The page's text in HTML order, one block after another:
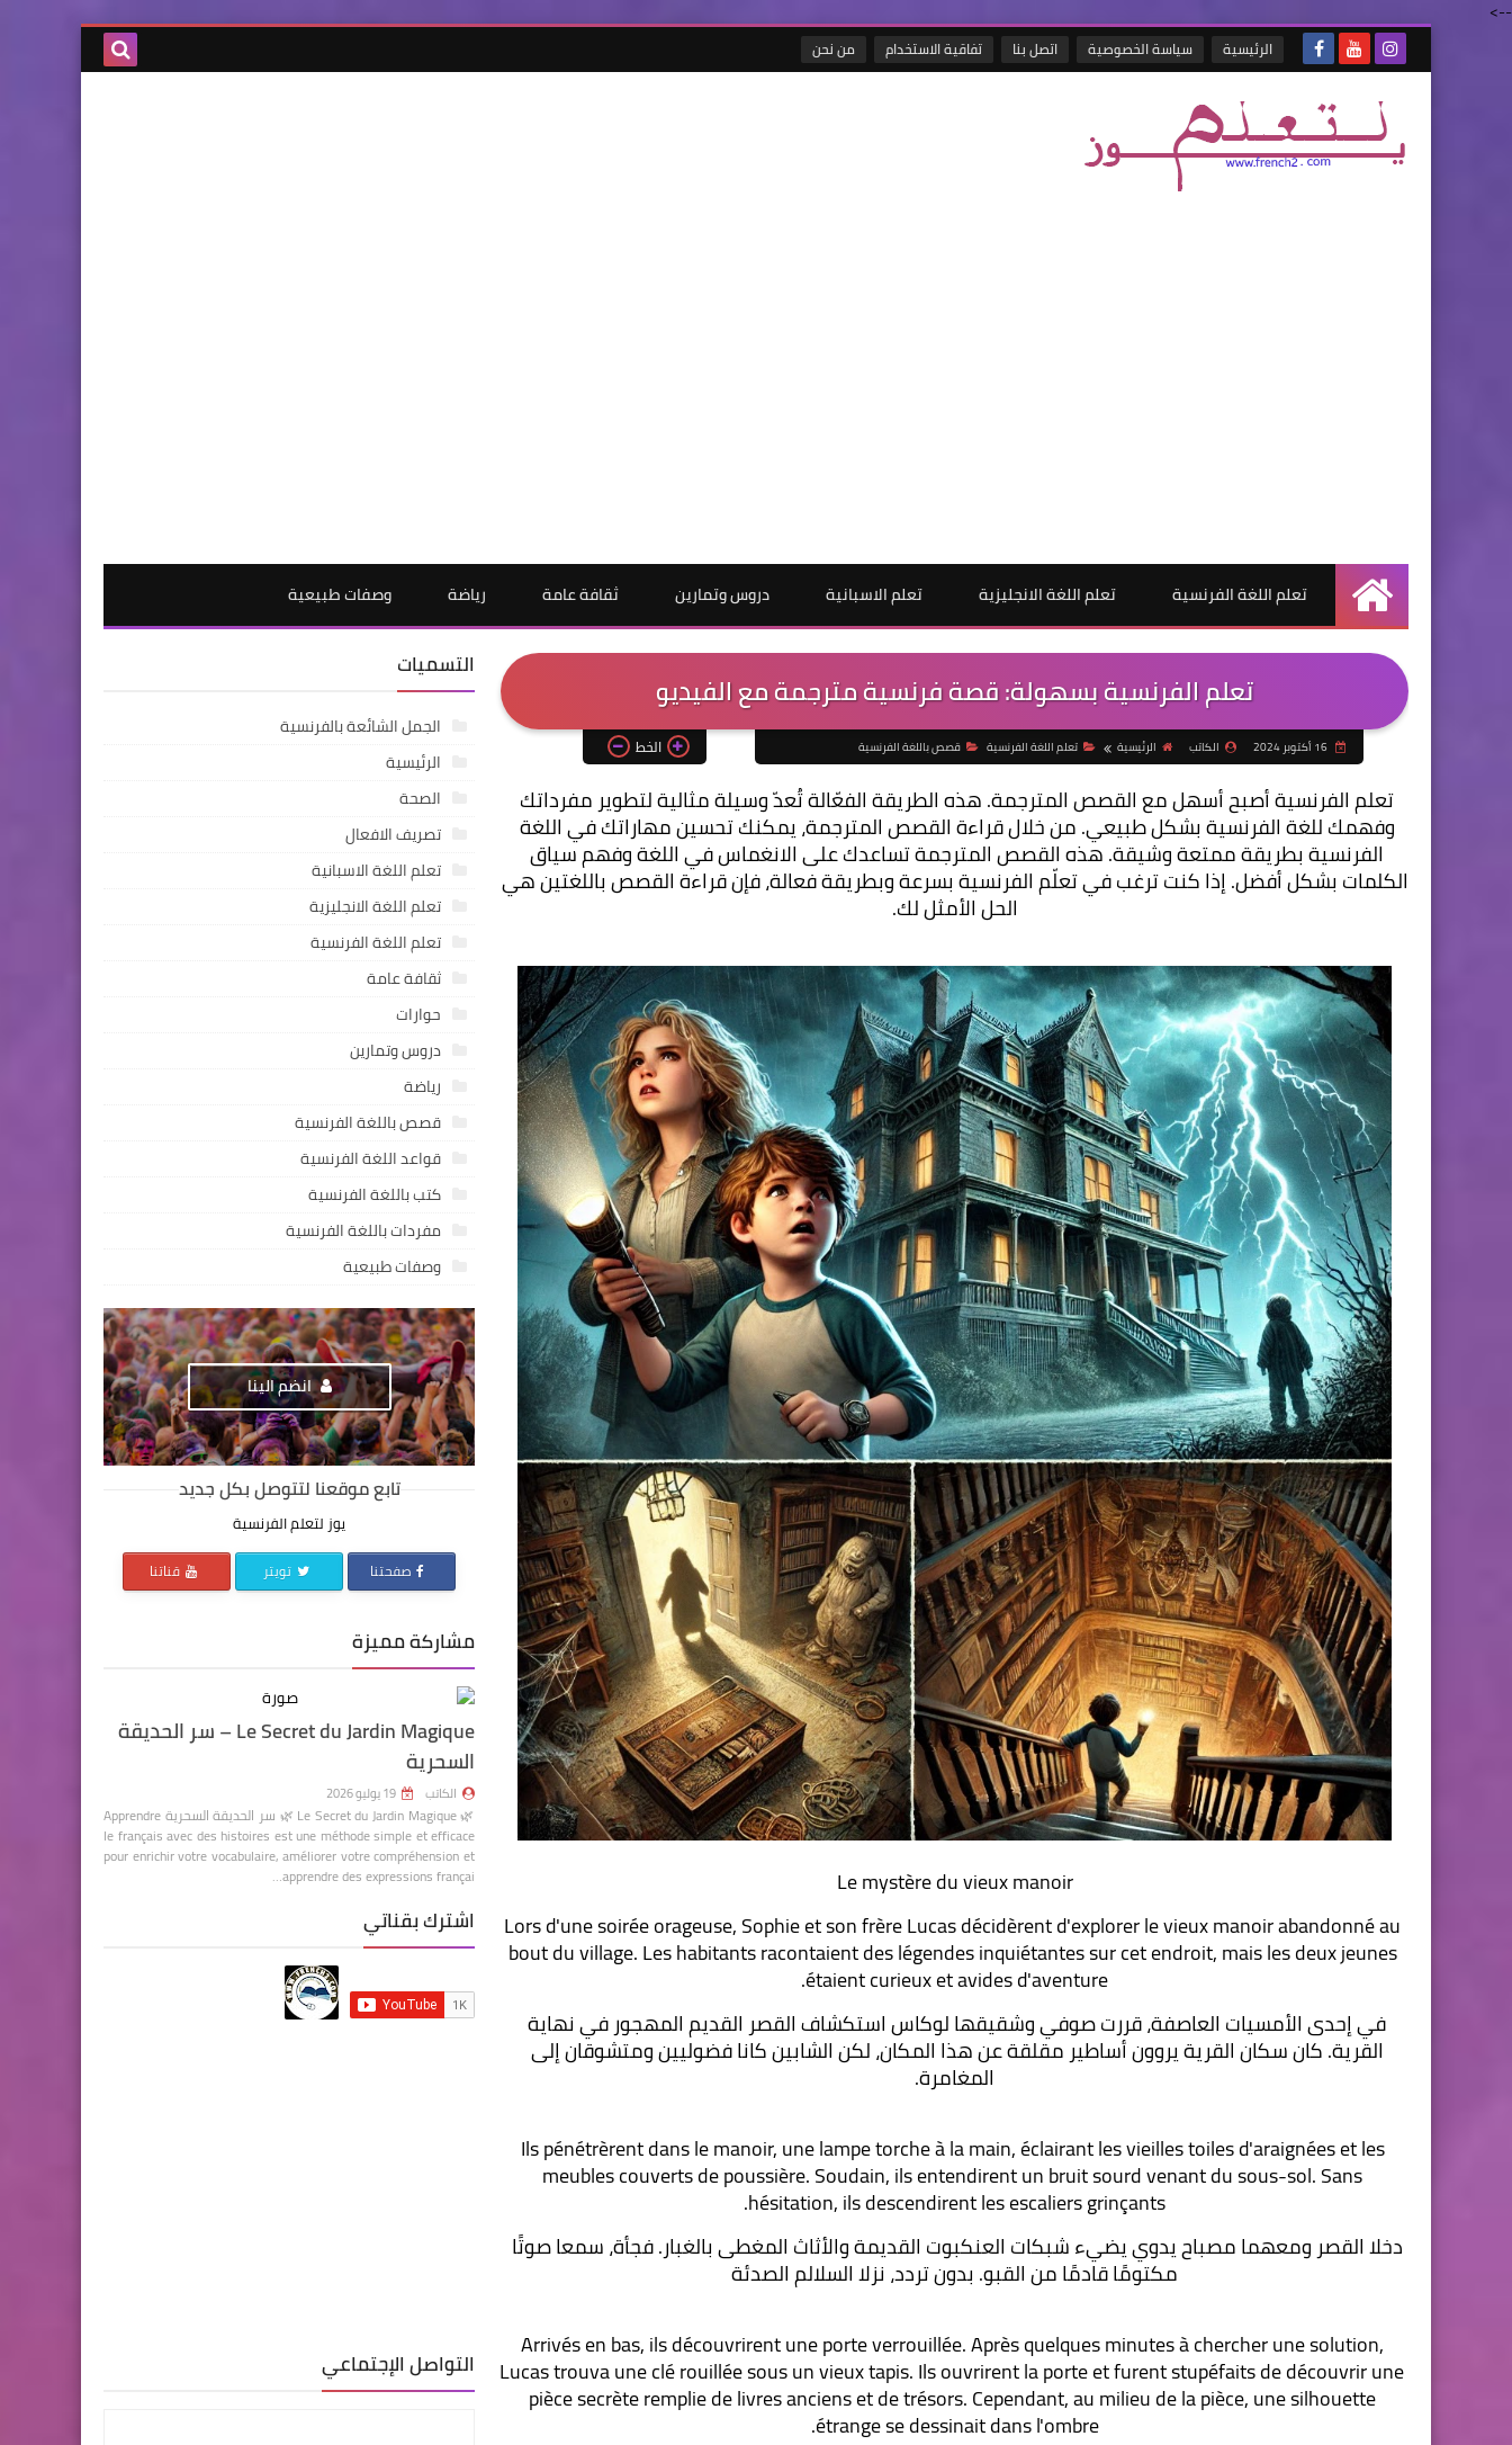
-->
الرئيسية سياسة الخصوصية اتصل بنا تفاقية الاستخدام من نحن
الرئيسية
تعلم اللغة الفرنسية تعلم اللغة الانجليزية تعلم الاسبانية دروس وتمارين ثقافة عامة رياضة وصفات طبيعية
تعلم الفرنسية بسهولة: قصة فرنسية مترجمة مع الفيديو
الكاتب الرئيسية تعلم اللغة الفرنسية قصص باللغة الفرنسية الخط
الفرنسية بطريقة ممتعة وشيقة. هذه القصص المترجمة تساعدك على الانغماس في اللغة وفهم سياق
الحل الأمثل لك.
Le mystère du vieux manoir
Lors d'une soirée orageuse, Sophie et son frère Lucas décidèrent d'explorer le vieux manoir abandonné au
bout du village. Les habitants racontaient des légendes inquiétantes sur cet endroit, mais les deux jeunes
étaient curieux et avides d'aventure.
في إحدى الأمسيات العاصفة، قررت صوفي وشقيقها لوكاس استكشاف القصر القديم المهجور في نهاية
المغامرة.
Ils pénétrèrent dans le manoir, une lampe torche à la main, éclairant les vieilles toiles d'araignées et les
meubles couverts de poussière. Soudain, ils entendirent un bruit sourd venant du sous-sol. Sans
hésitation, ils descendirent les escaliers grinçants.
مكتومًا قادمًا من القبو. بدون تردد، نزلا السلالم الصدئة
Arrivés en bas, ils découvrirent une porte verrouillée. Après quelques minutes à chercher une solution,
Lucas trouva une clé rouillée sous un vieux tapis. Ils ouvrirent la porte et furent stupéfaits de découvrir une
pièce secrète remplie de livres anciens et de trésors. Cependant, au milieu de la pièce, une silhouette
étrange se dessinait dans l'ombre.
التسميات
الجمل الشائعة بالفرنسية
الرئيسية
الصحة
تصريف الافعال
تعلم اللغة الاسبانية
تعلم اللغة الانجليزية
تعلم اللغة الفرنسية
ثقافة عامة
حوارات
دروس وتمارين
رياضة
قصص باللغة الفرنسية
قواعد اللغة الفرنسية
كتب باللغة الفرنسية
مفردات باللغة الفرنسية
وصفات طبيعية
انضم الينا
تابع موقعنا لتتوصل بكل جديد
يوز لتعلم الفرنسية
صفحتنا تويتر قناتنا
مشاركة مميزة
Le Secret du Jardin Magique – سر الحديقة
السحرية
الكاتب 19 يوليو 2026
🌿 Le Secret du Jardin Magique 🌿 سر الحديقة السحرية Apprendre
le français avec des histoires est une méthode simple et efficace
pour enrichir votre vocabulaire, améliorer votre compréhension et
apprendre des expressions françai…
اشترك بقناتي
التواصل الإجتماعي